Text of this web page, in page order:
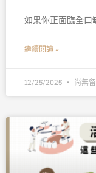
如果你正面臨全口
繼續閱讀 »
12/25/2025 尚無